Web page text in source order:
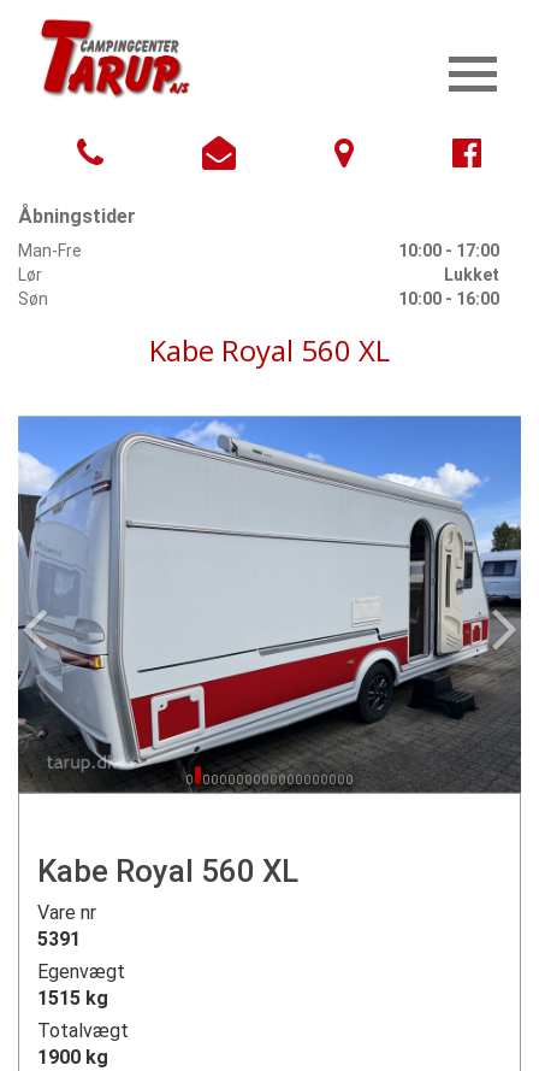
Åbningstider
Man-Fre
10:00 - 17:00
Lør
Lukket
Søn
10:00 - 16:00
Kabe Royal 560 XL
Kabe Royal 560 XL
Vare nr
5391
Egenvægt
1515 kg
Totalvægt
1900 kg